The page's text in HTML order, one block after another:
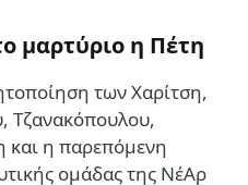
μαρτύριο η Πέτη
των Χαρίτση,
Τζανακόπουλου,
και η παρεπόμενη
ομάδας της ΝέΑρ